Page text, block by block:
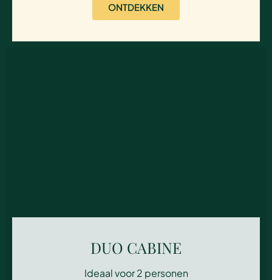
ONTDEKKEN
DUO CABINE
Ideaal voor 2 personen